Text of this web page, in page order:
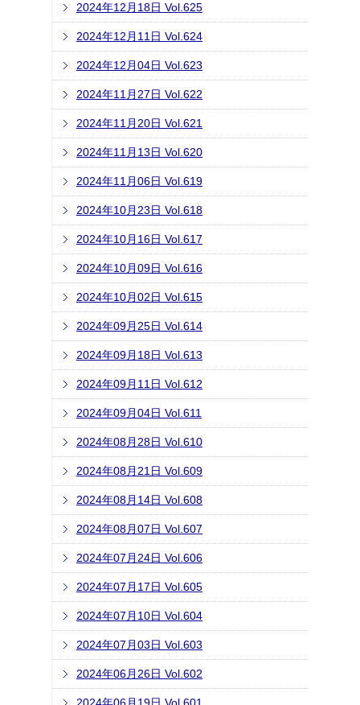
2024年12月18日 Vol.625
2024年12月11日 Vol.624
2024年12月04日 Vol.623
2024年11月27日 Vol.622
2024年11月20日 Vol.621
2024年11月13日 Vol.620
2024年11月06日 Vol.619
2024年10月23日 Vol.618
2024年10月16日 Vol.617
2024年10月09日 Vol.616
2024年10月02日 Vol.615
2024年09月25日 Vol.614
2024年09月18日 Vol.613
2024年09月11日 Vol.612
2024年09月04日 Vol.611
2024年08月28日 Vol.610
2024年08月21日 Vol.609
2024年08月14日 Vol.608
2024年08月07日 Vol.607
2024年07月24日 Vol.606
2024年07月17日 Vol.605
2024年07月10日 Vol.604
2024年07月03日 Vol.603
2024年06月26日 Vol.602